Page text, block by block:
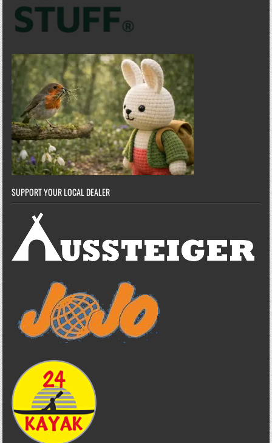
SUPPORT YOUR LOCAL DEALER